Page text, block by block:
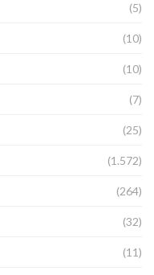
(5)
(10)
(10)
(7)
(25)
(1.572)
(264)
(32)
(11)